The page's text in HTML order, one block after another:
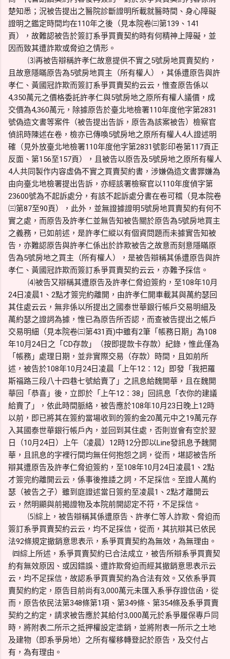
楚知悉；況被告提出之醫院診斷證明所載就醫時間、身心障礙
證明之鑑定時間均在110年之後（見本院卷㈢第139、141
頁），故難認被告於簽訂系爭買賣契約時有何精神上障礙，並
因而致其遭詐欺或脅迫之情形。
⑶再被告辯稱許孝仁故意提供不實之5號房地買賣契約，
且故意隱瞞原告為5號房地買主（所有權人），其係遭原告與許
孝仁、黃國冠詐欺而簽訂系爭買賣契約云云，惟查原告係以
4,350萬元之價格委託許孝仁與5號房地之原所有權人議價，成
交價為4,360萬元，除據原告於臺北地檢署110年度他字第2831
號偽造文書等案件（被告提出告訴，原告為該案被告）檢察官
偵訊時陳述在卷，檢亦已傳喚5號房地之原所有權人4人證述明
確（見外放臺北地檢署110年度他字第2831號影印卷第117頁正
反面、第156至157頁），且被告以原告及5號房地之原所有權人
4人共同製作内容虛偽不實之買賣契約書，涉嫌偽造文書罪嫌為
由向臺北地檢署提出告訴，亦經該署檢察官以110年度偵字第
23600號為不起訴處分，有該不起訴處分書在卷可稽（見本院卷
㈢第87至90頁），此外，並無證據證明5號房地買賣契約有何不
實之處，而原告及許孝仁並無告知被告關於原告為5號房地買主
之義務，已如前述，是許孝仁縱以有個資問題而未據實告知被
告，亦難認原告與許孝仁係出於詐欺被告之故意而刻意隱瞞原
告為5號房地之買主（所有權人），是被告辯稱其係遭原告與許
孝仁、黃國冠詐欺而簽訂系爭買賣契約云云，亦難予採信。
⑷被告又辯稱其遭原告及許孝仁脅迫簽約，至108年10月
24日凌晨1、2點才簽完約離開，由許孝仁開車載其與萬約瑟回
其住處云云，無非係以所提出之國泰世華銀行帳戶交易明細及
萬約瑟之證詞為據，惟已為原告所否認，而查被告提出之帳戶
交易明細（見本院卷㈢第431頁)中雖有2筆「帳務日期」為108
年10月24日之「CD存款」（按即提款卡存款）紀錄，惟此僅為
「帳務」處理日期，並非實際交易（存款）時間，且如前所
述，被告於108年10月24日凌晨「上午12：12」即發「我把羅
斯福路三段八十四巷七號給賣了」之訊息給魏開華，且在魏開
華回「恭喜」後，立即於「上午12：38」回訊息「衣你的建議
給賣了」，依此時間脈絡，被告應於108年10月23日晚上12時
以前，即已將其在簽約當場收到的簽約金20萬元中之19萬元存
入其國泰世華銀行帳戶內，並回到其住處，否則豈會有空於翌
日（10月24日）上午（凌晨）12時12分即以Line發訊息予魏開
華，且訊息的字裡行間均無任何抱怨之詞，從而，堪認被告所
辯其遭原告及許孝仁脅迫簽約，至108年10月24日凌晨1、2點
才簽完約離開云云，係事後推諉之詞，不足採信。至證人萬約
瑟（被告之子）雖到庭證述當日簽約至凌晨1、2點才離開云
云，然明顯與前揭證物及本院前開認定不符，不足採信。
⑸綜上，被告辯稱其係遭原告、許孝仁等人詐欺、脅迫而
簽訂系爭買賣契約云云，均不足採信，從而，其抗辯其已依民
法92條規定撤銷意思表示，系爭買賣契約為無效，為無理由。
㈣綜上所述，系爭買賣契約已合法成立，被告所辯系爭買賣契
約有無效原因、或因錯誤、遭詐欺脅迫而經其撤銷意思表示云
云，均不足採信，故認系爭買賣契約為合法有效。又依系爭買
賣契約約定，原告目前尚有3,000萬元未匯入系爭存證信函，從
而，原告依民法第348條第1項、第349條、第354條及系爭買賣
契約之約定，請求被告應於其給付3,000萬元於系爭履保專戶同
時，將附表二所示之抵押權設定塗銷，並將附表一所示之土地
及建物（即系爭房地）之所有權移轉登記於原告，及交付占
有，為有理由。